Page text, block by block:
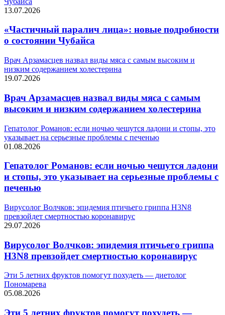
13.07.2026
«Частичный паралич лица»: новые подробности
о состоянии Чубайса
Врач Арзамасцев назвал виды мяса с самым высоким и
низким содержанием холестерина
19.07.2026
Врач Арзамасцев назвал виды мяса с самым
высоким и низким содержанием холестерина
Гепатолог Романов: если ночью чешутся ладони и стопы, это
указывает на серьезные проблемы с печенью
01.08.2026
Гепатолог Романов: если ночью чешутся ладони
и стопы, это указывает на серьезные проблемы с
печенью
Вирусолог Волчков: эпидемия птичьего гриппа H3N8
превзойдет смертностью коронавирус
29.07.2026
Вирусолог Волчков: эпидемия птичьего гриппа
H3N8 превзойдет смертностью коронавирус
Эти 5 летних фруктов помогут похудеть — диетолог
Пономарева
05.08.2026
Эти 5 летних фруктов помогут похудеть —